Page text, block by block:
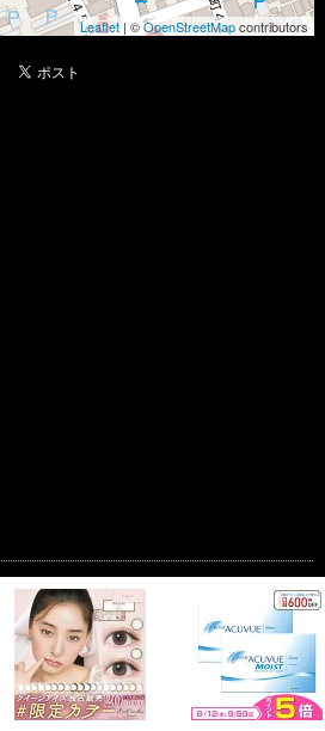
Leaflet| ©OpenStreetMapcontributors